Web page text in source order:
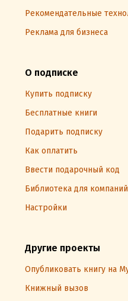
Рекомендательные
Реклама для бизнеса
О подписке
Купить подписку
Бесплатные книги
Подарить подписку
Как оплатить
Ввести подарочный код
Библиотека для компаний
Настройки
Другие проекты
Опубликовать книгу на
Книжный вызов